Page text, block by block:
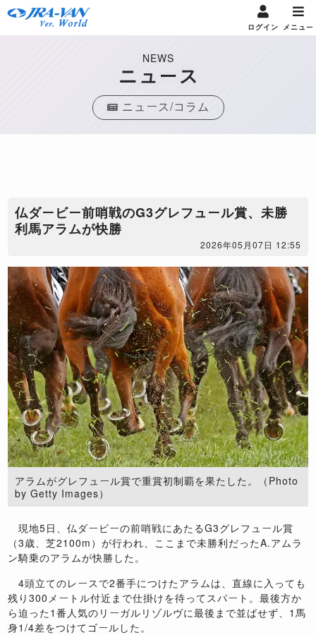
ログイン メニュー
NEWS
ニュース
ニュース/コラム
仏ダービー前哨戦のG3グレフュール賞、未勝
利馬アラムが快勝
2026年05月07日 12:55
アラムがグレフュール賞で重賞初制覇を果たした。（Photo
by Getty Images）
現地5日、仏ダービーの前哨戦にあたるG3グレフュール賞
（3歳、芝2100m ）が行われ、ここまで未勝利だったA.アムラ
ン騎乗のアラムが快勝した。
4頭立てのレースで2番手につけたアラムは、直線に入っても
残り300 メートル付近まで仕掛けを待ってスパート。最後方か
ら迫った 1番人気のリーガルリゾルヴに最後まで並ばせず、 1 馬
身1/4差をつけてゴールした。